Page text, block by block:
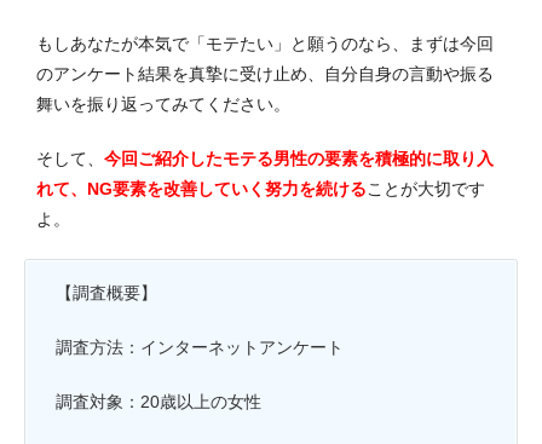
もしあなたが本気で「モテたい」と願うのなら、まずは今回
のアンケート結果を真摯に受け止め、自分自身の言動や振る
舞いを振り返ってみてください。
そして、 今回ご紹介したモテる男性の要素を積極的に取り入
れて、NG要素を改善していく努力を続けることが大切です
よ。
【調査概要】
調査方法：インターネットアンケート
調査対象：20歳以上の女性